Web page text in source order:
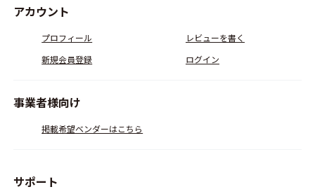
アカウント
プロフィール
レビューを書く
新規会員登録
ログイン
事業者様向け
掲載希望ベンダーはこちら
サポート